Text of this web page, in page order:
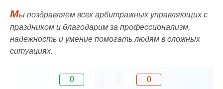
Мы поздравляем всех арбитражных управляющих с
праздником и благодарим за профессионализм,
надежность и умение помогать людям в сложных
ситуациях.
0 0